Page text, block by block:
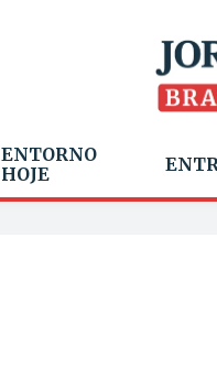
ENTORNO
HOJE